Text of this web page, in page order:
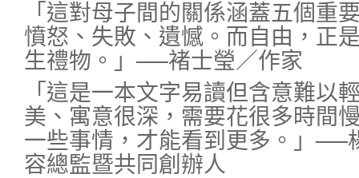
「這對母子間的關係涵蓋五個重
憤怒、失敗、遺憾。而自由，正
生禮物。」──褚士瑩／作家
「這是一本文字易讀但含意難以
美、寓意很深，需要花很多時間
一些事情，才能看到更多。」──
容總監暨共同創辦人